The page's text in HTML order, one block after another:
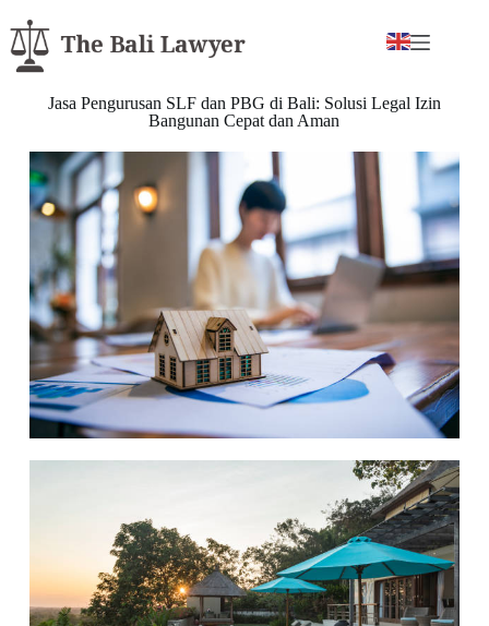
Jasa Pengurusan SLF dan PBG di Bali: Solusi Legal Izin
Bangunan Cepat dan Aman